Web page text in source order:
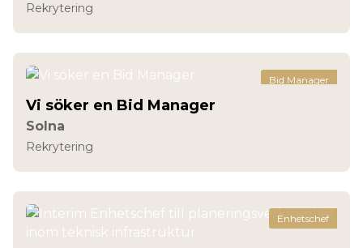
Rekrytering
Bid Manager
Vi söker en Bid Manager
Solna
Rekrytering
Enhetschef